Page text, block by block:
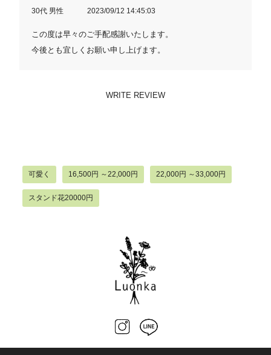
30代 男性 2023/09/12 14:45:03
この度は早々のご手配感謝いたします。
今後とも宜しくお願い申し上げます。
WRITE REVIEW
可愛く 16,500円 ～22,000円 22,000円 ～33,000円
スタンド花20000円